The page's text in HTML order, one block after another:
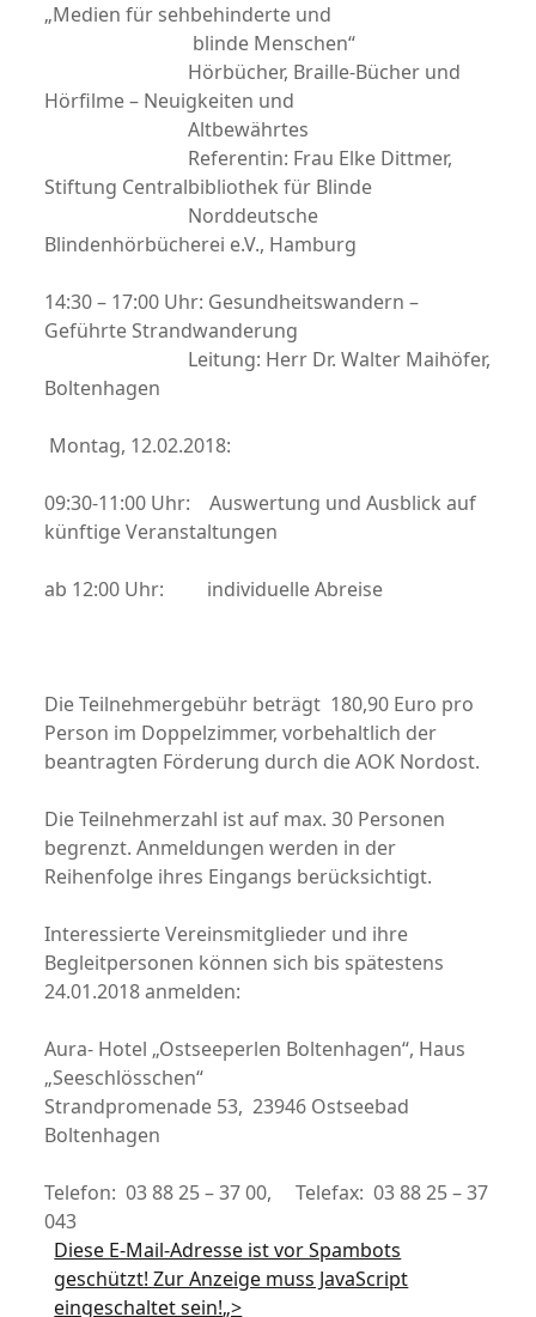
„Medien für sehbehinderte und
blinde Menschen“
Hörbücher, Braille-Bücher und
Hörfilme – Neuigkeiten und
Altbewährtes
Referentin: Frau Elke Dittmer,
Stiftung Centralbibliothek für Blinde
Norddeutsche
Blindenhörbücherei e.V., Hamburg
14:30 – 17:00 Uhr: Gesundheitswandern –
Geführte Strandwanderung
Leitung: Herr Dr. Walter Maihöfer,
Boltenhagen
Montag, 12.02.2018:
09:30-11:00 Uhr: Auswertung und Ausblick auf
künftige Veranstaltungen
ab 12:00 Uhr: individuelle Abreise
Die Teilnehmergebühr beträgt 180,90 Euro pro
Person im Doppelzimmer, vorbehaltlich der
beantragten Förderung durch die AOK Nordost.
Die Teilnehmerzahl ist auf max. 30 Personen
begrenzt. Anmeldungen werden in der
Reihenfolge ihres Eingangs berücksichtigt.
Interessierte Vereinsmitglieder und ihre
Begleitpersonen können sich bis spätestens
24.01.2018 anmelden:
Aura- Hotel „Ostseeperlen Boltenhagen“, Haus
„Seeschlösschen“
Strandpromenade 53, 23946 Ostseebad
Boltenhagen
Telefon: 03 88 25 – 37 00, Telefax: 03 88 25 – 37
043
Diese E-Mail-Adresse ist vor Spambots
geschützt! Zur Anzeige muss JavaScript
eingeschaltet sein!„>